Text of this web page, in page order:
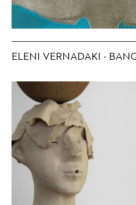
ELENI VERNADAKI -